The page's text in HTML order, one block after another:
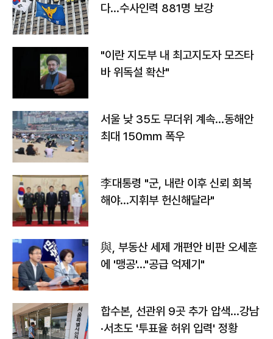
다…수사인력 881명 보강
"이란 지도부 내 최고지도자 모즈타
바 위독설 확산"
서울 낮 35도 무더위 계속…동해안
최대 150㎜ 폭우
李대통령 "군, 내란 이후 신뢰 회복
해야…지휘부 헌신해달라"
與, 부동산 세제 개편안 비판 오세훈
에 '맹공'…"공급 억제기"
합수본, 선관위 9곳 추가 압색…강남
·서초도 '투표율 허위 입력' 정황